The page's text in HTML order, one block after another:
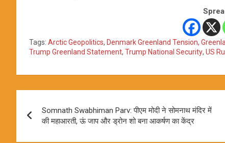
Tags: Arctic Geopolitics, Denmark Greenland Tension,
Trump Greenland Statement, Trump National Security, US
navigation
Somnath Swabhiman Parv: पीएम मोदी ने सोमनाथ मंदिर में
की महाआरती, ऊं जाप और ड्रोन शो बना आकर्षण का केंद्र